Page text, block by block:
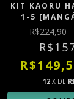
KIT KAORU
1-5
R$224,90
12 X DE